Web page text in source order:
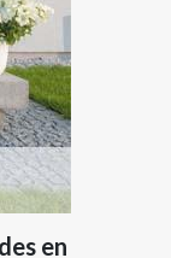
en